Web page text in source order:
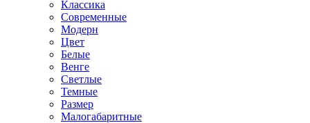
Классика
Современные
Модерн
Цвет
Белые
Венге
Светлые
Темные
Размер
Малогабаритные